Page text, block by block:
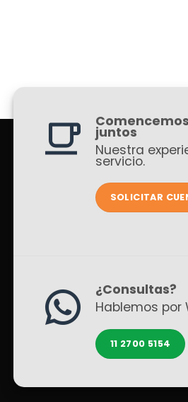
juntos
Nuestra
servicio.
SOLICITAR
¿Consultas?
Hablemos por
11 2700 5154